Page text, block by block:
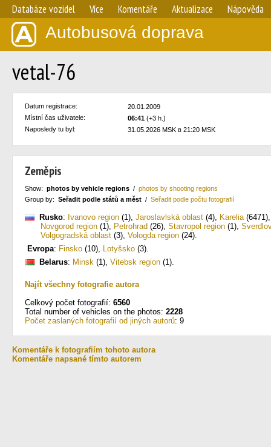
Databáze vozidel Více Komentáře Aktualizace Nápověda
Autobusová doprava
vetal-76
Datum registrace:
20.01.2009
Místní čas uživatele:
06:41 (+3 h.)
Naposledy tu byl:
31.05.2026 MSK в 21:20 MSK
Zeměpis
Show: photos by vehicle regions / photos by shooting regions
Group by: Seřadit podle států a měst / Seřadit podle počtu fotografií
Rusko: Ivanovo region (1), Jaroslavlská oblast (4), Karelia(6471)
Novgorod region (1), Petrohrad (26), Stavropol region (1),
Volgogradská oblast (3), Vologda region (24).
Evropa: Finsko (10), Lotyšsko (3).
Belarus: Minsk (1), Vitebsk region (1).
Najít všechny fotografie autora
Celkový počet fotografií: 6560
Total number of vehicles on the photos: 2228
Počet zaslaných fotografií od jiných autorů: 9
Komentáře k fotografiím tohoto autora
Komentáře napsané tímto autorem